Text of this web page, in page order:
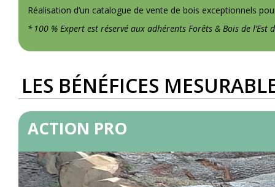
Réalisation d’un catalogue de vente de bois exceptionnels
* 100 % Expert est réservé aux adhérents Forêts & Bois de l’Est
LES BÉNÉFICES
ACTION PRO